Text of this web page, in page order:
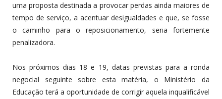
uma proposta destinada a provocar perdas ainda maiores de
tempo de serviço, a acentuar desigualdades e que, se fosse
o caminho para o reposicionamento, seria fortemente
penalizadora.
Nos próximos dias 18 e 19, datas previstas para a ronda
negocial seguinte sobre esta matéria, o Ministério da
Educação terá a oportunidade de corrigir aquela inqualificável